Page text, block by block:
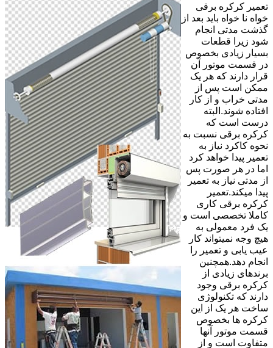
تعمیر کرکره برقی
خواه نا خواه باید بعد از
گذشت مدتی انجام
شود زیرا قطعات
بسیار زیادی بخصوص
در قسمت موتور آن
قرار دارند که هر یک
ممکن است پس از
مدتی خراب و از کار
افتاده شوند.البته
درست است که
کرکره برقی نسبت به
نحوه کاکرد نیاز به
تعمیر پیدا خواهد کرد
اما در هر صورت پس
از مدتی نیاز به تعمیر
پیدا میکند.تعمیر
کرکره برقی کاری
کاملا تخصصی است و
یک فرد معمولی به
هیچ وجه نمیتواند کار
عیب یابی و تعمیر را
انجام دهد.همچنین
برندهای زیادی از
کرکره برقی وجود
دارند که تکنولوژی
ساخت هر یک از این
کرکره ها بخصوص
قسمت موتور آنها
متفاوت است و از